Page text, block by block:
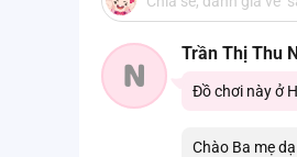
N
Trần Thị Thu
Đồ chơi này ở
Chào Ba mẹ